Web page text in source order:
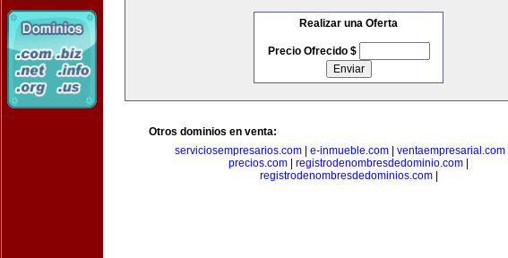
Realizar una Oferta
Precio Ofrecido $
Otros dominios en venta:
serviciosempresarios.com| e-inmueble.com| ventaempresarial.com|
precios.com
registrodenombresdedominio.com
registrodenombresdedominios.com|